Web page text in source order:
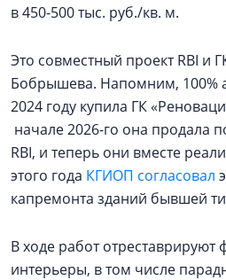
в 450-500 тыс. руб./кв. м.
Это совместный проект RBI и
Бобрышева. Напомним, 100%
2024 году купила ГК
начале 2026-го она продала
RBI, и теперь они вместе
этого года КГИОП согласовал
капремонта зданий бывшей
В ходе работ отреставрируют
интерьеры, в том числе